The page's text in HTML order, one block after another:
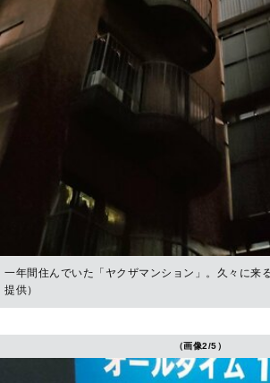
一年間住んでいた「ヤクザマンション」。久々に来
提供）
（画像2/5）